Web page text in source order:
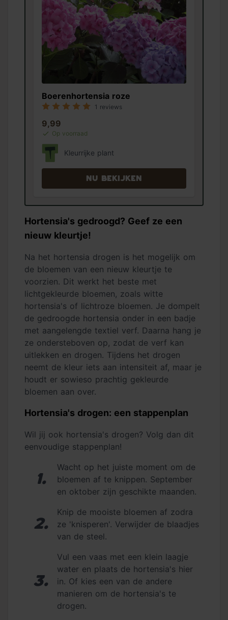
Boerenhortensia roze
1 reviews
9,99
Op voorraad
Kleurrijke plant
Nu bekijken
Hortensia's gedroogd? Geef ze een
nieuw kleurtje!
Na het hortensia drogen is het mogelijk om
de bloemen van een nieuw kleurtje te
voorzien. Dit werkt het beste met
lichtgekleurde bloemen, zoals witte
hortensia's of lichtroze bloemen. Je dompelt
de gedroogde hortensia onder in een badje
met aangelengde textiel verf. Daarna hang je
ze ondersteboven op, zodat de verf kan
uitlekken en drogen. Tijdens het drogen
neemt de kleur iets aan intensiteit af, maar je
houdt er sowieso prachtig gekleurde
bloemen aan over.
Hortensia's drogen: een stappenplan
Wil jij ook hortensia's drogen? Volg dan dit
eenvoudige stappenplan!
1.
Wacht op het juiste moment om de
bloemen af te knippen. September
en oktober zijn geschikte maanden.
2.
Knip de mooiste bloemen af zodra
ze 'knisperen'. Verwijder de blaadjes
van de steel.
3.
Vul een vaas met een klein laagje
water en plaats de hortensia's hier
in. Of kies een van de andere
manieren om de hortensia's te
drogen.